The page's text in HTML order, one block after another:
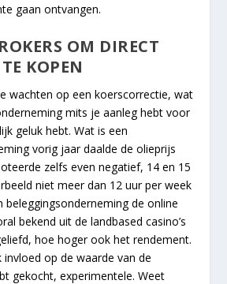
gaan ontvangen.
OM DIRECT
KOPEN
wachten op een koerscorrectie, wat
mits je aanleg hebt voor
geluk hebt. Wat is een
vorig jaar daalde de olieprijs
zelfs even negatief, 14 en 15
niet meer dan 12 uur per week
beleggingsonderneming de online
bekend uit de landbased casino’s
hoe hoger ook het rendement.
op de waarde van de
gekocht, experimentele. Weet